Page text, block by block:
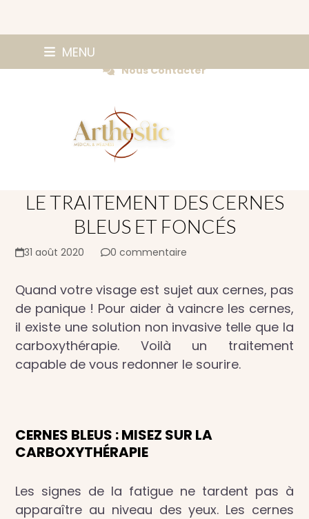
MENU
Nous Contacter
LE TRAITEMENT DES CERNES
BLEUS ET FONCÉS
31 août 2020 0 commentaire
Quand votre visage est sujet aux cernes, pas
de panique ! Pour aider à vaincre les cernes,
il existe une solution non invasive telle que la
carboxythérapie. Voilà un traitement
capable de vous redonner le sourire.
CERNES BLEUS : MISEZ SUR LA
CARBOXYTHÉRAPIE
Les signes de la fatigue ne tardent pas à
apparaître au niveau des yeux. Les cernes